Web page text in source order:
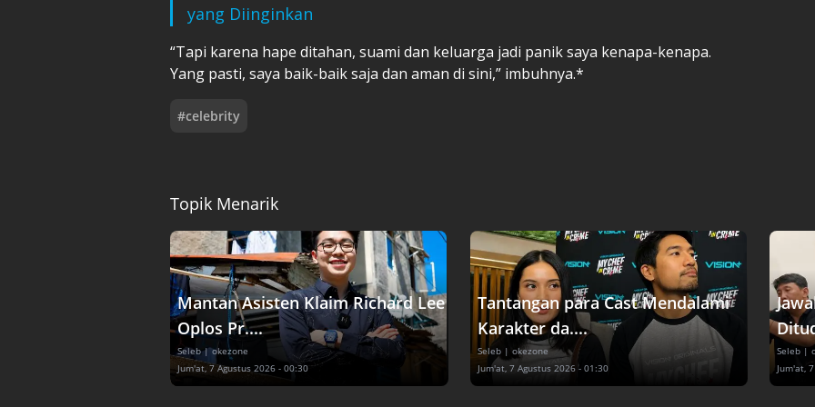
yang Diinginkan
“Tapi karena hape ditahan, suami dan keluarga jadi panik saya kenapa-kenapa.
Yang pasti, saya baik-baik saja dan aman di sini,” imbuhnya.*
#celebrity
Topik Menarik
Mantan Asisten Klaim Richard Lee
Oplos Pr....
Seleb | okezone
Jum'at, 7 Agustus 2026 - 00:30
Tantangan para Cast Mendalami
Karakter da....
Seleb | okezone
Jum'at, 7 Agustus 2026 - 01:30
Seleb |
Jum'at,